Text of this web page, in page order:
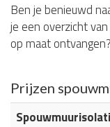
Ben je benieuwd
je een overzicht
op maat ontvangen?
Prijzen